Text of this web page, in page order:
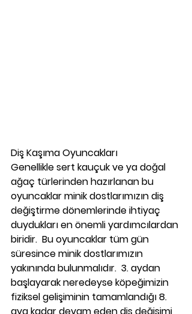
Diş Kaşıma Oyuncakları
Genellikle sert kauçuk ve ya doğal
ağaç türlerinden hazırlanan bu
oyuncaklar minik dostlarımızın diş
değiştirme dönemlerinde ihtiyaç
duydukları en önemli yardımcılardan
biridir.  Bu oyuncaklar tüm gün
süresince minik dostlarımızın
yakınında bulunmalıdır.  3. aydan
başlayarak neredeyse köpeğimizin
fiziksel gelişiminin tamamlandığı 8.
aya kadar devam eden diş değişimi